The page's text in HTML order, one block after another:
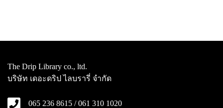
The Drip Library co., ltd.
บริษัท เดอะดริป ไลบรารี่ จำกัด
065 236 8615 / 061 310 1020